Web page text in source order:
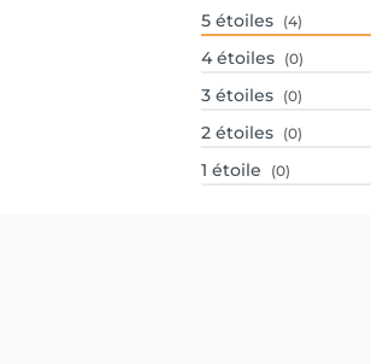
5 étoiles (4)
4 étoiles (0)
3 étoiles (0)
2 étoiles (0)
1 étoile (0)